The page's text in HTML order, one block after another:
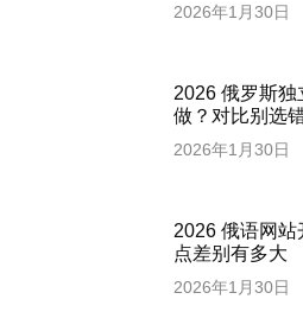
2026年1月30日
2026 俄罗斯
做？对比别选
2026年1月30日
2026 俄语网
点差别有多大
2026年1月30日